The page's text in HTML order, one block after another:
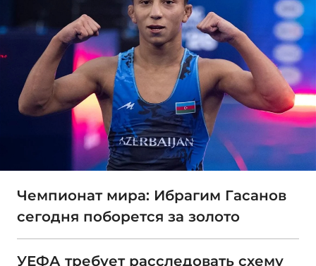
Чемпионат мира: Ибрагим Гасанов
сегодня поборется за золото
УЕФА требует расследовать схему